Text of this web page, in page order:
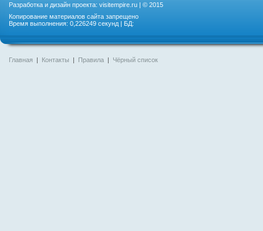
Разработка и дизайн проекта: visitempire.ru | © 2015
Копирование материалов сайта запрещено
Время выполнения: 0,226249 секунд | БД:
Главная | Контакты | Правила | Чёрный список